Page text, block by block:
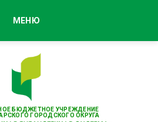
БЮДЖЕТНОЕ УЧРЕЖДЕНИЕ
ГОРОДСКОГО ОКРУГА
МЕНЮ